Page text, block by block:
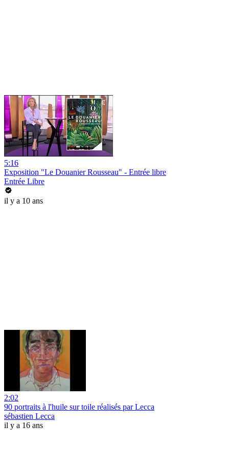
5:16
Exposition "Le Douanier Rousseau" - Entrée libre
Entrée Libre
il y a 10 ans
2:02
90 portraits à l'huile sur toile réalisés par Lecca
sébastien Lecca
il y a 16 ans